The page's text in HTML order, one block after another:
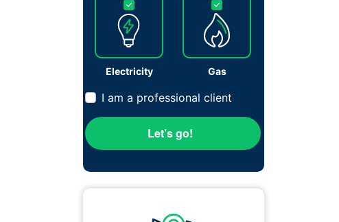
Electricity Gas
I am a professional client
Let’s go!